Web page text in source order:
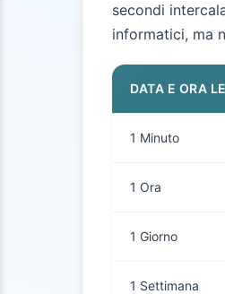
secondi
informatici, ma
DATA E ORA
1 Minuto
1 Ora
1 Giorno
1 Settimana